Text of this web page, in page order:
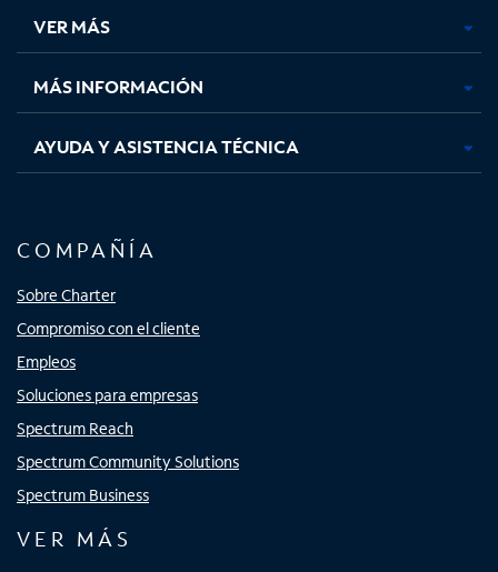
pestaña
nueva
pestaña
nueva
pestaña
nuevanueva
VER MÁS
MÁS INFORMACIÓN
AYUDA Y ASISTENCIA TÉCNICA
COMPAÑÍA
Sobre Charter
Compromiso con el cliente
Empleos
Soluciones para empresas
Spectrum Reach
Spectrum Community Solutions
Spectrum Business
VER MÁS